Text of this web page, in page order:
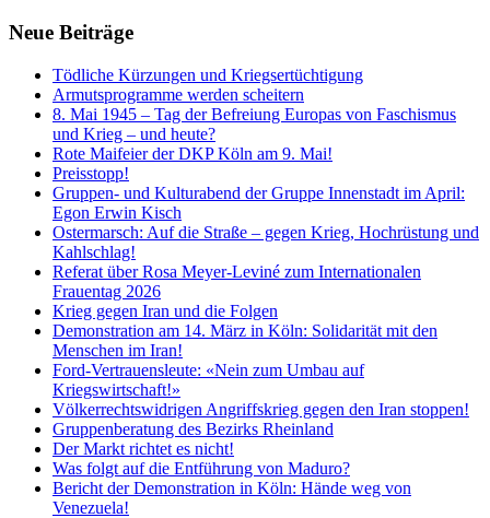
Neue Beiträge
Tödliche Kürzungen und Kriegsertüchtigung
Armutsprogramme werden scheitern
8. Mai 1945 – Tag der Befreiung Europas von Faschismus
und Krieg – und heute?
Rote Maifeier der DKP Köln am 9. Mai!
Preisstopp!
Gruppen- und Kulturabend der Gruppe Innenstadt im April:
Egon Erwin Kisch
Ostermarsch: Auf die Straße – gegen Krieg, Hochrüstung und
Kahlschlag!
Referat über Rosa Meyer-Leviné zum Internationalen
Frauentag 2026
Krieg gegen Iran und die Folgen
Demonstration am 14. März in Köln: Solidarität mit den
Menschen im Iran!
Ford-Vertrauensleute: «Nein zum Umbau auf
Kriegswirtschaft!»
Völkerrechtswidrigen Angriffskrieg gegen den Iran stoppen!
Gruppenberatung des Bezirks Rheinland
Der Markt richtet es nicht!
Was folgt auf die Entführung von Maduro?
Bericht der Demonstration in Köln: Hände weg von
Venezuela!